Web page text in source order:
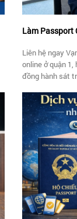
Làm Passport
Liên hệ ngay
online ở quận
đồng hành sát